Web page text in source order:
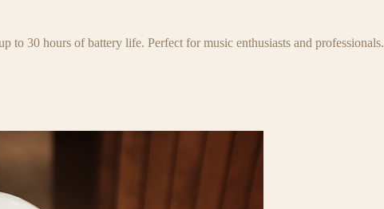
30 hours of battery life. Perfect for music enthusiasts and professionals.